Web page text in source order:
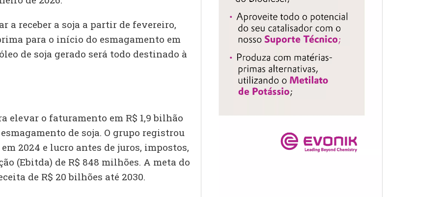
a receber a soja a partir de fevereiro,
para o início do esmagamento em
de soja gerado será todo destinado à
elevar o faturamento em R$ 1,9 bilhão
de soja. O grupo registrou
2024 e lucro antes de juros, impostos,
(Ebitda) de R$ 848 milhões. A meta do
de R$ 20 bilhões até 2030.